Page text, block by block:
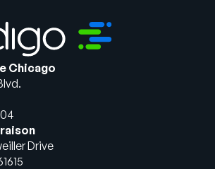
Chicago
Drive